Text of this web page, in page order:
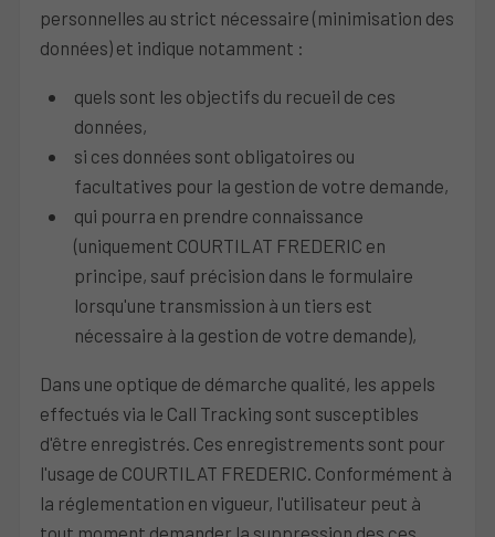
personnelles au strict nécessaire (minimisation des
données) et indique notamment :
quels sont les objectifs du recueil de ces
données,
si ces données sont obligatoires ou
facultatives pour la gestion de votre demande,
qui pourra en prendre connaissance
(uniquement COURTILAT FREDERIC en
principe, sauf précision dans le formulaire
lorsqu'une transmission à un tiers est
nécessaire à la gestion de votre demande),
Dans une optique de démarche qualité, les appels
effectués via le Call Tracking sont susceptibles
d'être enregistrés. Ces enregistrements sont pour
l'usage de COURTILAT FREDERIC. Conformément à
la réglementation en vigueur, l'utilisateur peut à
tout moment demander la suppression des ces